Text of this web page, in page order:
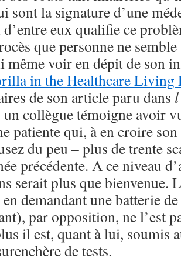
sont la signature d’une
eux qualifie ce
que personne ne
même voir en dépit de son
in the Healthcare
de son article paru dans
un collègue témoigne avoir
patiente qui, à en croire
du peu – plus de trente
précédente. A ce niveau
serait plus que bienvenue.
demandant une batterie
par opposition, ne l’est
il est, quant à lui, soumis
de tests.